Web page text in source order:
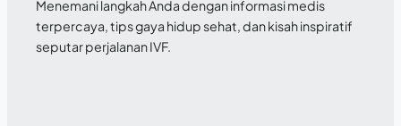
Menemani langkah Anda dengan informasi medis
terpercaya, tips gaya hidup sehat, dan kisah inspiratif
seputar perjalanan IVF.